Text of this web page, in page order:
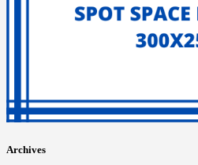
Archives